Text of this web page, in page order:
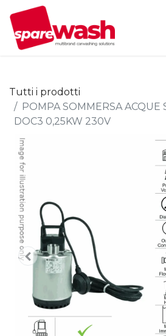
Tutti i prodotti
POMPA SOMMERSA ACQUE
DOC3 0,25KW 230V